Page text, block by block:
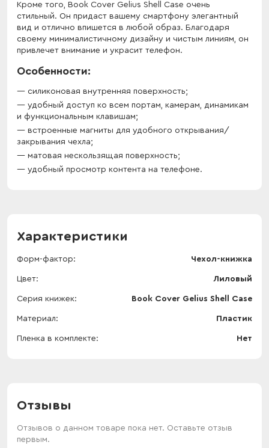
Кроме того, Book Cover Gelius Shell Case очень
стильный. Он придаст вашему смартфону элегантный
вид и отлично впишется в любой образ. Благодаря
своему минималистичному дизайну и чистым линиям, он
привлечет внимание и украсит телефон.
Особенности:
силиконовая внутренняя поверхность;
удобный доступ ко всем портам, камерам, динамикам
и функциональным клавишам;
встроенные магниты для удобного открывания/
закрывания чехла;
матовая нескользящая поверхность;
удобный просмотр контента на телефоне.
Характеристики
Форм-фактор Чехол-книжка
Цвет Лиловый
Серия книжек Book Cover Gelius Shell Case
Материал Пластик
Пленка в комплекте Нет
Отзывы
Отзывов о данном товаре пока нет. Оставьте отзыв
первым.